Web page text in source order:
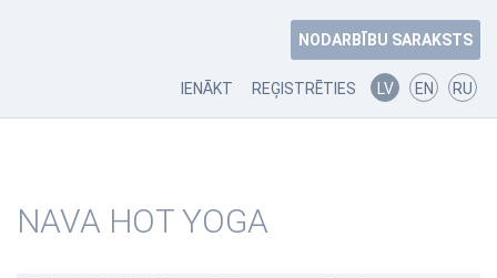
NODARBĪBU SARAKSTS
IENĀKT REĢISTRĒTIES LV EN RU
NAVA HOT YOGA